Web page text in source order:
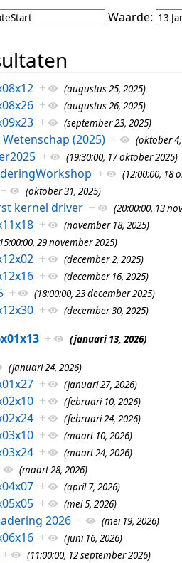
Waarde:
+ (augustus 25, 2025)
+ (augustus 26, 2025)
+ (september 23, 2025)
(2025) + (oktober
+ (19:30:00, 17 oktober 2025)
+ (12:00:00, 18
+ (oktober 31, 2025)
kernel driver + (20:00:00, 13
+ (november 18, 2025)
29 november 2025)
+ (december 2, 2025)
+ (december 16, 2025)
+ (18:00:00, 23 december 2025)
+ (december 30, 2025)
+ (januari 13, 2026)
(januari 24, 2026)
+ (januari 27, 2026)
+ (februari 10, 2026)
+ (februari 24, 2026)
+ (maart 10, 2026)
+ (maart 24, 2026)
(maart 28, 2026)
+ (april 7, 2026)
+ (mei 5, 2026)
2026 + (mei 19, 2026)
+ (juni 16, 2026)
+ (11:00:00, 12 september 2026)